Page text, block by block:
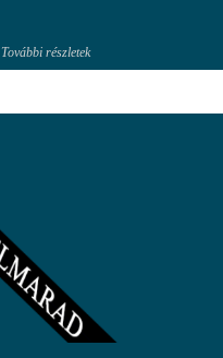
További részletek